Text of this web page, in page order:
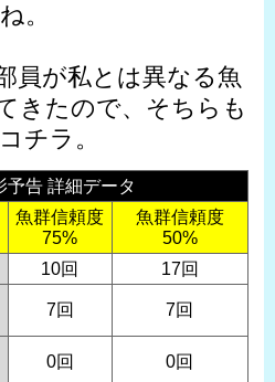
。
員が私とは異なる魚
きたので、そちらも
チラ。
予告 詳細データ
魚群信頼度
75%
魚群信頼度
50%
10回
17回
7回 7回
0回 0回